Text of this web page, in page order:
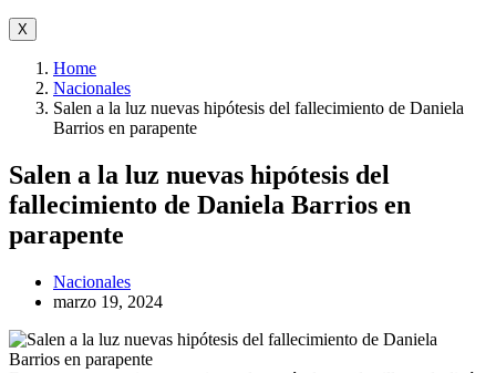
X
Home
Nacionales
Salen a la luz nuevas hipótesis del fallecimiento de Daniela
Barrios en parapente
Salen a la luz nuevas hipótesis del
fallecimiento de Daniela Barrios en
parapente
Nacionales
marzo 19, 2024